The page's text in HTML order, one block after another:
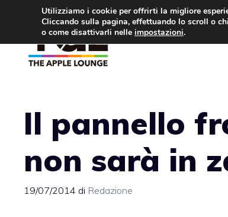
contenuto
Il pannello
non sarà in
19/07/2014 di Redazione
Utilizziamo i cookie per offrirti la migliore
Cliccando sulla pagina, effettuando lo scroll o
o come disattivarli nelle impostazioni.